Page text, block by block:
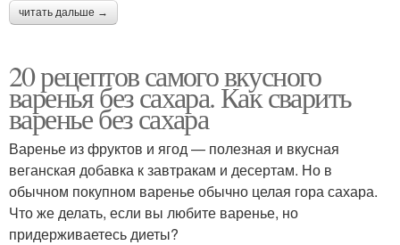
читать дальше →
20 рецептов самого вкусного
варенья без сахара. Как сварить
варенье без сахара
Варенье из фруктов и ягод — полезная и вкусная
веганская добавка к завтракам и десертам. Но в
обычном покупном варенье обычно целая гора сахара.
Что же делать, если вы любите варенье, но
придерживаетесь диеты?